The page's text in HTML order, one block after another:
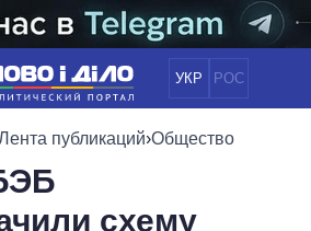
УКР РОС
НОВОСТИ
ЭКОНОМИКА
ОБЕЩАНИЯ
публикаций›Общество
схему